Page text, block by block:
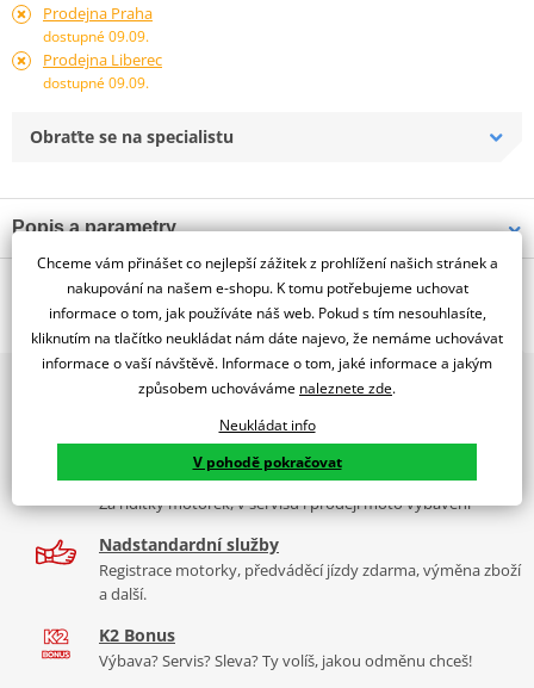
Prodejna Praha
dostupné 09.09.
Prodejna Liberec
dostupné 09.09.
Obraťte se na specialistu
Popis a parametry
Jsme autorizovaný
dealer značky PUIG
RACING SCREEN YAMAHA MT-10 16-17'/MT-10 SP 17'
Tabulka velikostí
Co když mi to nebude
PDF Aerodynamic test
Comparative test
O výrobci
PUIG byl založen v roce 1964 ve Španělsku. Vyrábí se ve městě
Granollers poblíž Barcelony na ploše 8 000 m² v objektu, který se
dělí na 3 části: komerční, odlitkovou a kovových součástek. Již 40
let se účastní nejslavnějších závodů motocyklů po celém světě. V
naší nabídce naleznete doplňky a příslušenství například: plexi,
padací protektory a mnoho dalšího.
Zobrazit všechny produktyznačky PUIG
2x multibrand showroom
díly, to vše v Praze a Liberci
Více než 30 let zkušeností
Za řídítky motorek, v servisu i prodeji moto vybavení
Nadstandardní služby
Registrace motorky, předváděcí jízdy zdarma, výměna zboží
a další.
K2 Bonus
Výbava? Servis? Sleva? Ty volíš, jakou odměnu chceš!
Chceme vám přinášet co nejlepší zážitek z prohlížení našich stránek a
nakupování na našem e-shopu. K tomu potřebujeme uchovat
informace o tom, jak používáte náš web. Pokud s tím nesouhlasíte,
kliknutím na tlačítko neukládat nám dáte najevo, že nemáme uchovávat
informace o vaší návštěvě. Informace o tom, jaké informace a jakým
způsobem uchováváme naleznete zde.
Neukládat info
V pohodě pokračovat